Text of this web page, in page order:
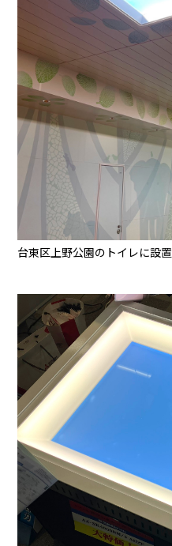
台東区上野公園のトイレに設置